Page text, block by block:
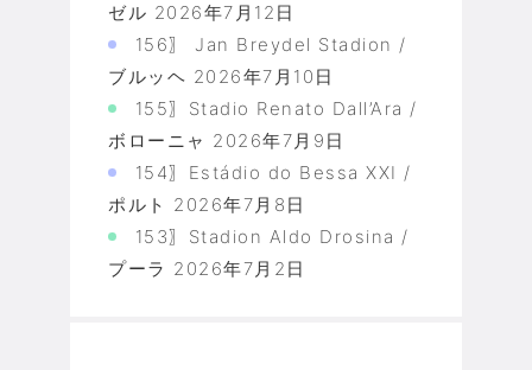
ゼル 2026年7月12日
156〗 Jan Breydel Stadion /
ブルッヘ 2026年7月10日
155〗Stadio Renato Dall’Ara /
ボローニャ 2026年7月9日
154〗Estádio do Bessa XXI /
ポルト 2026年7月8日
153〗Stadion Aldo Drosina /
プーラ 2026年7月2日